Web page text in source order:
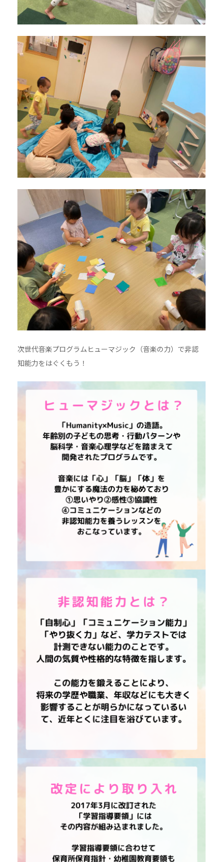
次世代音楽プログラムヒューマジック（音楽の力）で非認
知能力をはぐくもう！